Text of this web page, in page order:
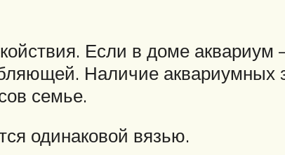
Если в доме аквариум
Наличие аквариумных
семье.
одинаковой вязью.